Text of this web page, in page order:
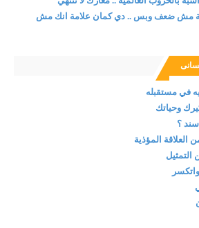
مش ضعف وبس .. دي كمان علامة انك مش
في مستقبله
؟
العلاقة المؤذية